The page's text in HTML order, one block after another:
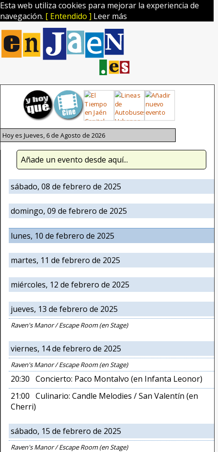
Esta web utiliza cookies para mejorar la experiencia de
navegación. [ Entendido ] Leer más
Hoy es Jueves, 6 de Agosto de 2026
Añade un evento desde aquí...
sábado, 08 de febrero de 2025
domingo, 09 de febrero de 2025
lunes, 10 de febrero de 2025
martes, 11 de febrero de 2025
miércoles, 12 de febrero de 2025
jueves, 13 de febrero de 2025
Raven's Manor / Escape Room (en Stage)
viernes, 14 de febrero de 2025
Raven's Manor / Escape Room (en Stage)
20:30 Concierto: Paco Montalvo (en Infanta Leonor)
21:00 Culinario: Candle Melodies / San Valentín (en
Cherri)
sábado, 15 de febrero de 2025
Raven's Manor / Escape Room (en Stage)